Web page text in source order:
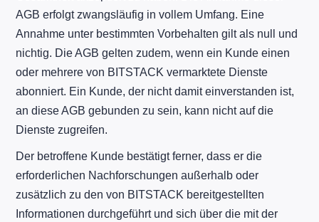
AGB erfolgt zwangsläufig in vollem Umfang. Eine
Annahme unter bestimmten Vorbehalten gilt als null und
nichtig. Die AGB gelten zudem, wenn ein Kunde einen
oder mehrere von BITSTACK vermarktete Dienste
abonniert. Ein Kunde, der nicht damit einverstanden ist,
an diese AGB gebunden zu sein, kann nicht auf die
Dienste zugreifen.
Der betroffene Kunde bestätigt ferner, dass er die
erforderlichen Nachforschungen außerhalb oder
zusätzlich zu den von BITSTACK bereitgestellten
Informationen durchgeführt und sich über die mit der